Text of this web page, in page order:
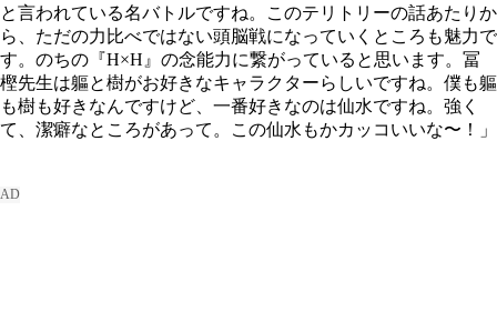
と言われている名バトルですね。このテリトリーの話あたりか
ら、ただの力比べではない頭脳戦になっていくところも魅力で
す。のちの『H×H』の念能力に繋がっていると思います。冨
樫先生は軀と樹がお好きなキャラクターらしいですね。僕も軀
も樹も好きなんですけど、一番好きなのは仙水ですね。強く
て、潔癖なところがあって。この仙水もかカッコいいな〜！」